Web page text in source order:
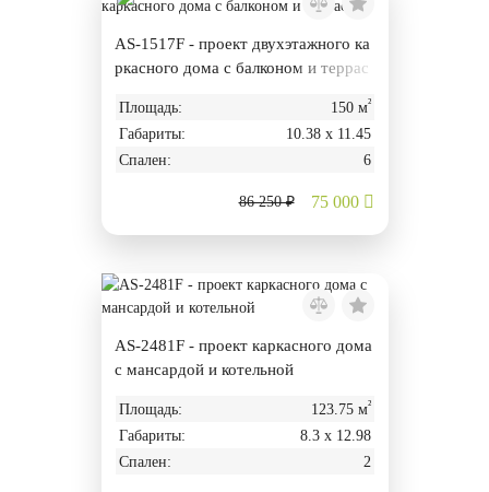
AS-1517F - проект двухэтажного ка
ркасного дома с балконом и террас
Площадь: 150 м²
Габариты:
10.38 х 11.45
Спален:
6
86 250 ₽ 75 000
AS-2481F - проект каркасного дома
с мансардой и котельной
Площадь: 123.75 м²
Габариты:
8.3 х 12.98
Спален:
2